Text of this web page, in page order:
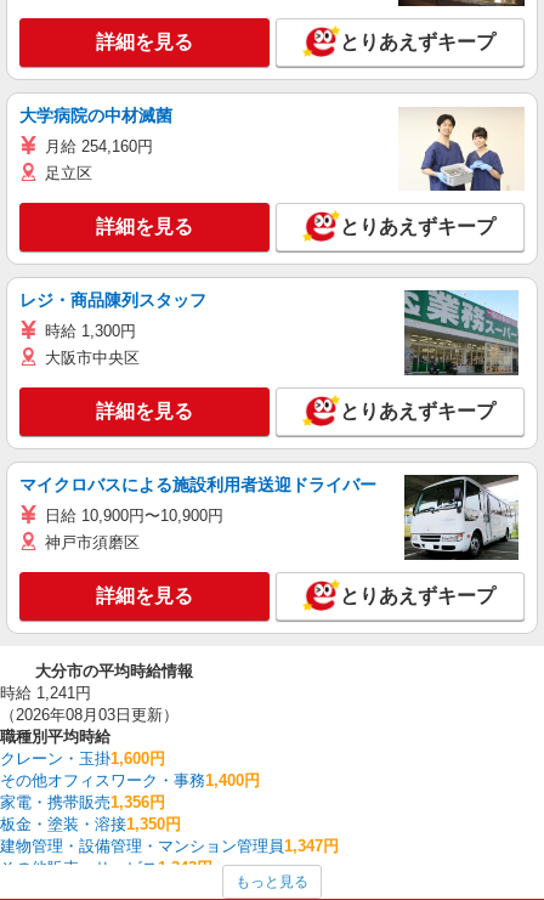
詳細を見る とりあえずキープ
大学病院の中材滅菌
月給 254,160円
足立区
詳細を見る とりあえずキープ
レジ・商品陳列スタッフ
時給 1,300円
大阪市中央区
詳細を見る とりあえずキープ
マイクロバスによる施設利用者送迎ドライバー
日給 10,900円〜10,900円
神戸市須磨区
詳細を見る とりあえずキープ
大分市の平均時給情報
時給 1,241円
（2026年08月03日更新）
職種別平均時給
クレーン・玉掛1,600円
その他オフィスワーク・事務1,400円
家電・携帯販売1,356円
板金・塗装・溶接1,350円
建物管理・設備管理・マンション管理員1,347円
その他販売・サービス 1,343円
もっと見る